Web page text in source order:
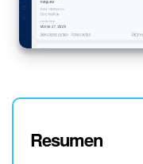
Resumen